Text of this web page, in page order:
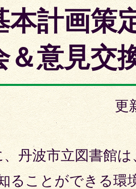
本計画策
＆意見交
更
丹波市立図書館
ることができる環